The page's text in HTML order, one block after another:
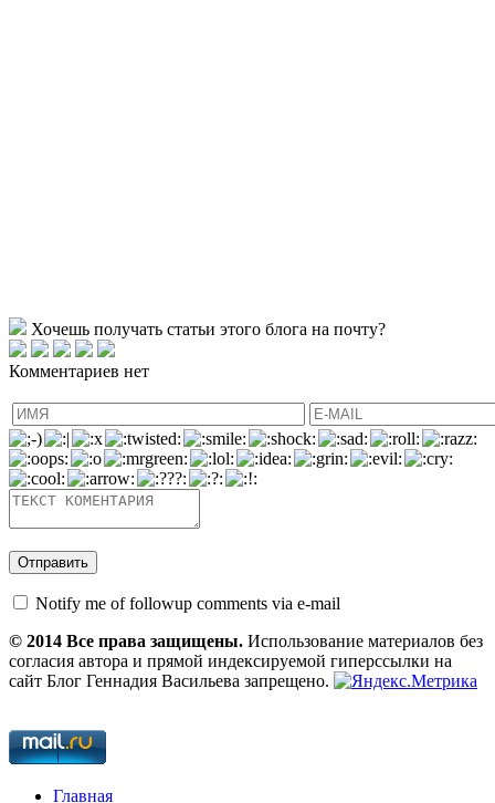
Хочешь получать статьи этого блога на почту?
Комментариев нет
Notify me of followup comments via e-mail
© 2014 Все права защищены. Использование материалов без
согласия автора и прямой индексируемой гиперссылки на
сайт Блог Геннадия Васильева запрещено.
Главная